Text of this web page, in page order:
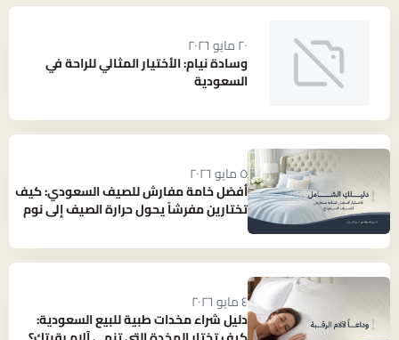
٢٠ مايو ٢٠٢٦
وسادة نيام: الأختيار المثالي للراحة في
السعودية
٥ مايو ٢٠٢٦
أفضل خامة مفارش للصيف السعودي: كيف
تختارين مفرشاً يحول حرارة الصيف إلى نوم
٤ مايو ٢٠٢٦
دليل شراء مخدات طبية للبيع السعودية: